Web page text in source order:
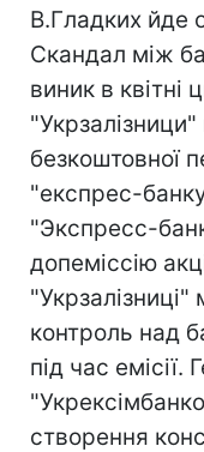
В.Гладких йде
Скандал між
виник в квітні
"Укрзалізници"
безкоштовної
"експрес-
"Экспресс-
допеміссію
контроль над
під час
створення